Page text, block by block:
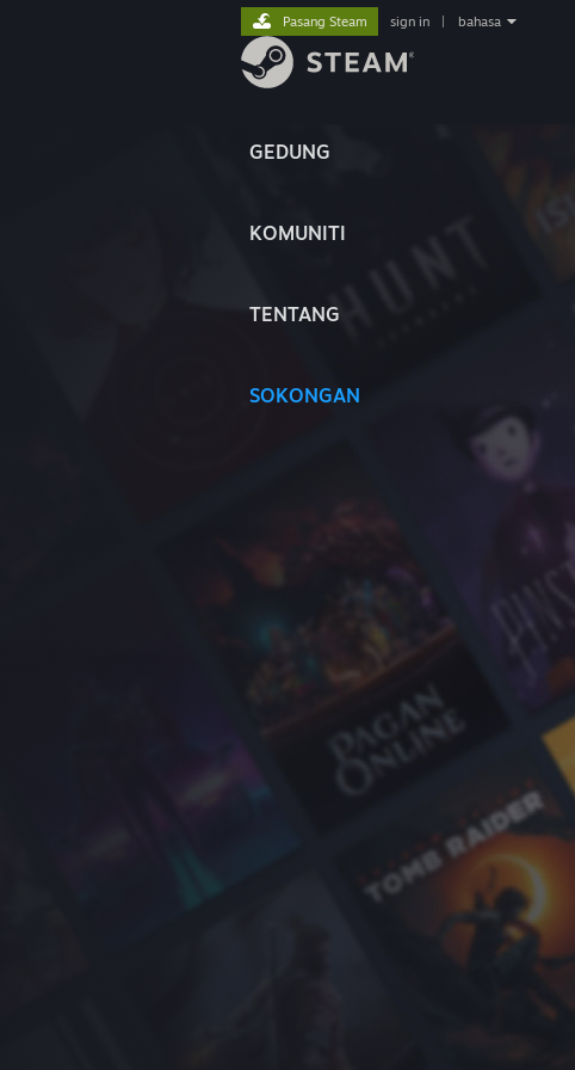
GEDUNG
KOMUNITI
TENTANG
SOKONGAN
Pasang Steam sign in bahasa